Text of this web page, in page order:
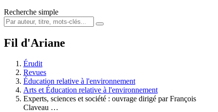
Recherche simple
Fil d'Ariane
Érudit
Revues
Éducation relative à l'environnement
Arts et Éducation relative à l'environnement
Experts, sciences et société : ouvrage dirigé par François
Claveau …